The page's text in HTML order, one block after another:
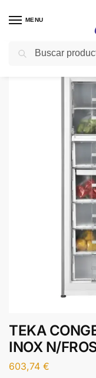
MENU
Inicio Gama blanca
TEKA
INOX N/
603,74 €